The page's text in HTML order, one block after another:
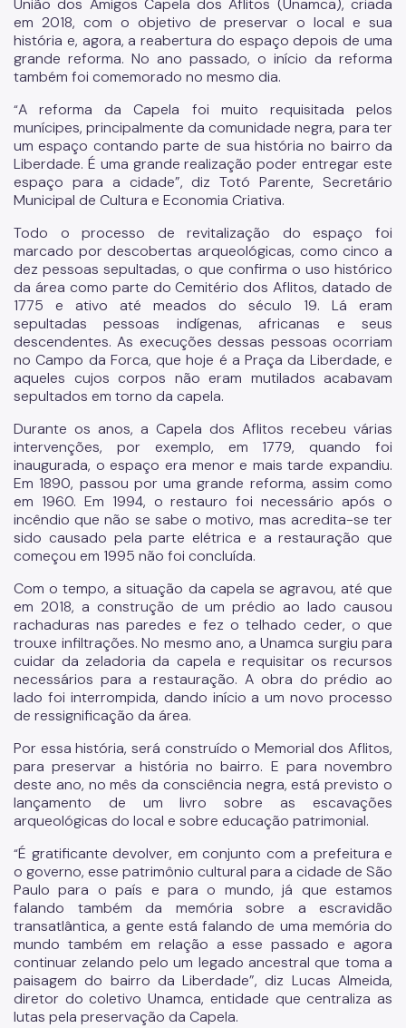
União dos Amigos Capela dos Aflitos (Unamca), criada
em 2018, com o objetivo de preservar o local e sua
história e, agora, a reabertura do espaço depois de uma
grande reforma. No ano passado, o início da reforma
também foi comemorado no mesmo dia.
“A reforma da Capela foi muito requisitada pelos
munícipes, principalmente da comunidade negra, para ter
um espaço contando parte de sua história no bairro da
Liberdade. É uma grande realização poder entregar este
espaço para a cidade”, diz Totó Parente, Secretário
Municipal de Cultura e Economia Criativa.
Todo o processo de revitalização do espaço foi
marcado por descobertas arqueológicas, como cinco a
dez pessoas sepultadas, o que confirma o uso histórico
da área como parte do Cemitério dos Aflitos, datado de
1775 e ativo até meados do século 19. Lá eram
sepultadas pessoas indígenas, africanas e seus
descendentes. As execuções dessas pessoas ocorriam
no Campo da Forca, que hoje é a Praça da Liberdade, e
aqueles cujos corpos não eram mutilados acabavam
sepultados em torno da capela.
Durante os anos, a Capela dos Aflitos recebeu várias
intervenções, por exemplo, em 1779, quando foi
inaugurada, o espaço era menor e mais tarde expandiu.
Em 1890, passou por uma grande reforma, assim como
em 1960. Em 1994, o restauro foi necessário após o
incêndio que não se sabe o motivo, mas acredita-se ter
sido causado pela parte elétrica e a restauração que
começou em 1995 não foi concluída.
Com o tempo, a situação da capela se agravou, até que
em 2018, a construção de um prédio ao lado causou
rachaduras nas paredes e fez o telhado ceder, o que
trouxe infiltrações. No mesmo ano, a Unamca surgiu para
cuidar da zeladoria da capela e requisitar os recursos
necessários para a restauração. A obra do prédio ao
lado foi interrompida, dando início a um novo processo
de ressignificação da área.
Por essa história, será construído o Memorial dos Aflitos,
para preservar a história no bairro. E para novembro
deste ano, no mês da consciência negra, está previsto o
lançamento de um livro sobre as escavações
arqueológicas do local e sobre educação patrimonial.
“É gratificante devolver, em conjunto com a prefeitura e
o governo, esse patrimônio cultural para a cidade de São
Paulo para o país e para o mundo, já que estamos
falando também da memória sobre a escravidão
transatlântica, a gente está falando de uma memória do
mundo também em relação a esse passado e agora
continuar zelando pelo um legado ancestral que toma a
paisagem do bairro da Liberdade”, diz Lucas Almeida,
diretor do coletivo Unamca, entidade que centraliza as
lutas pela preservação da Capela.